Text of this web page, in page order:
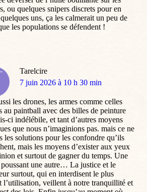
ou quelques snipers discrets pour en
uns, ça les calmerait un peu de
les populations se défendent !
Tarelcire
dit
7 juin 2026 à 10 h 30 min
les drones, les armes comme celles
au paintball avec des billes de peinture
ci indélébile, et tant d’autres moyens
que nous n’imaginions pas. mais ce ne
les solutions pour les confondre qu’ils
mais les moyens d’exister aux yeux
et surtout de gagner du temps. Une
une autre… La justice et le
surtout, qui en interdisent le plus
l’utilisation, veillent à notre tranquillité et